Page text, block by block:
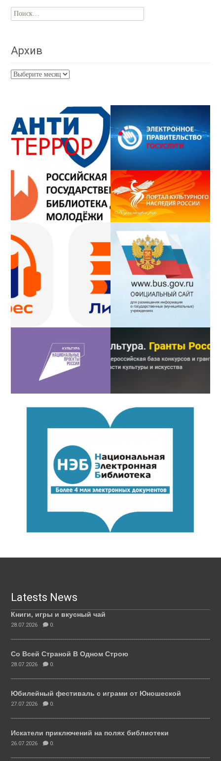
Найти:
Архив
Архив
Latests News
Книги, игры и вкусный чай
28.07.2026 0.
Со Всей Страной В Одном Строю
28.07.2026 0.
Юбилейный фестиваль с играми от Юношеской
27.07.2026 0.
Искатели приключений на полях библиотеки
26.07.2026 0.